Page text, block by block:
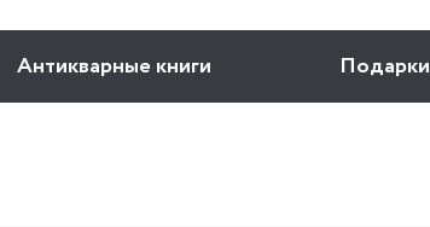
Антикварные книги Подарки